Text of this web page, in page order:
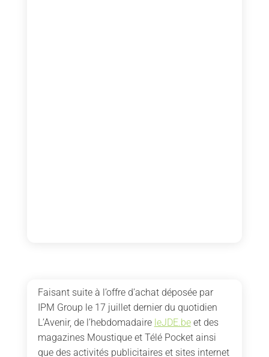
Faisant suite à l’offre d’achat déposée par
IPM Group le 17 juillet dernier du quotidien
L’Avenir, de l’hebdomadaire leJDE.beet des
magazines Moustique et Télé Pocket ainsi
que des activités publicitaires et sites internet